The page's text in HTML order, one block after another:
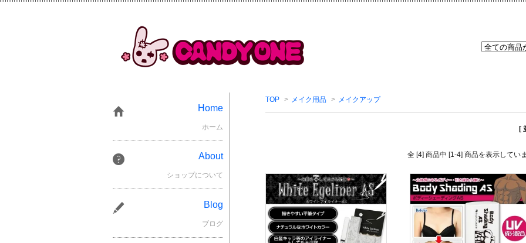
TOP > メイク用品 > メイクアップ
[
全 [4] 商品中 [1-4] 商品を表示してい
Home
ホーム
About
ショップについて
Blog
ブログ